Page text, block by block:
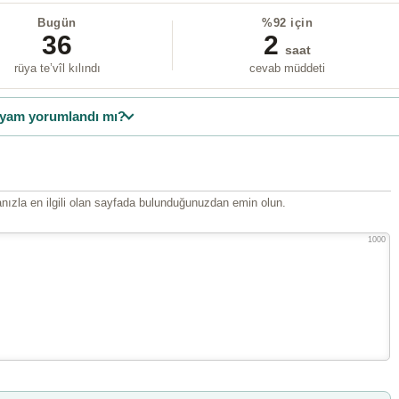
Bugün
36
rüya te’vîl kılındı
%92 için
2 saat
cevab müddeti
yorumlandı mı?
en ilgili olan sayfada bulunduğunuzdan emin olun.
1000